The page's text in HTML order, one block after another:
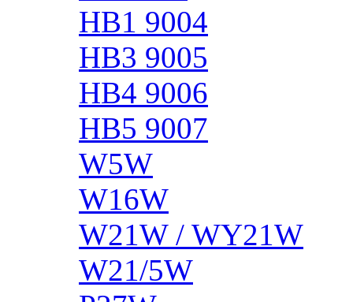
HB1 9004
HB3 9005
HB4 9006
HB5 9007
W5W
W16W
W21W / WY21W
W21/5W